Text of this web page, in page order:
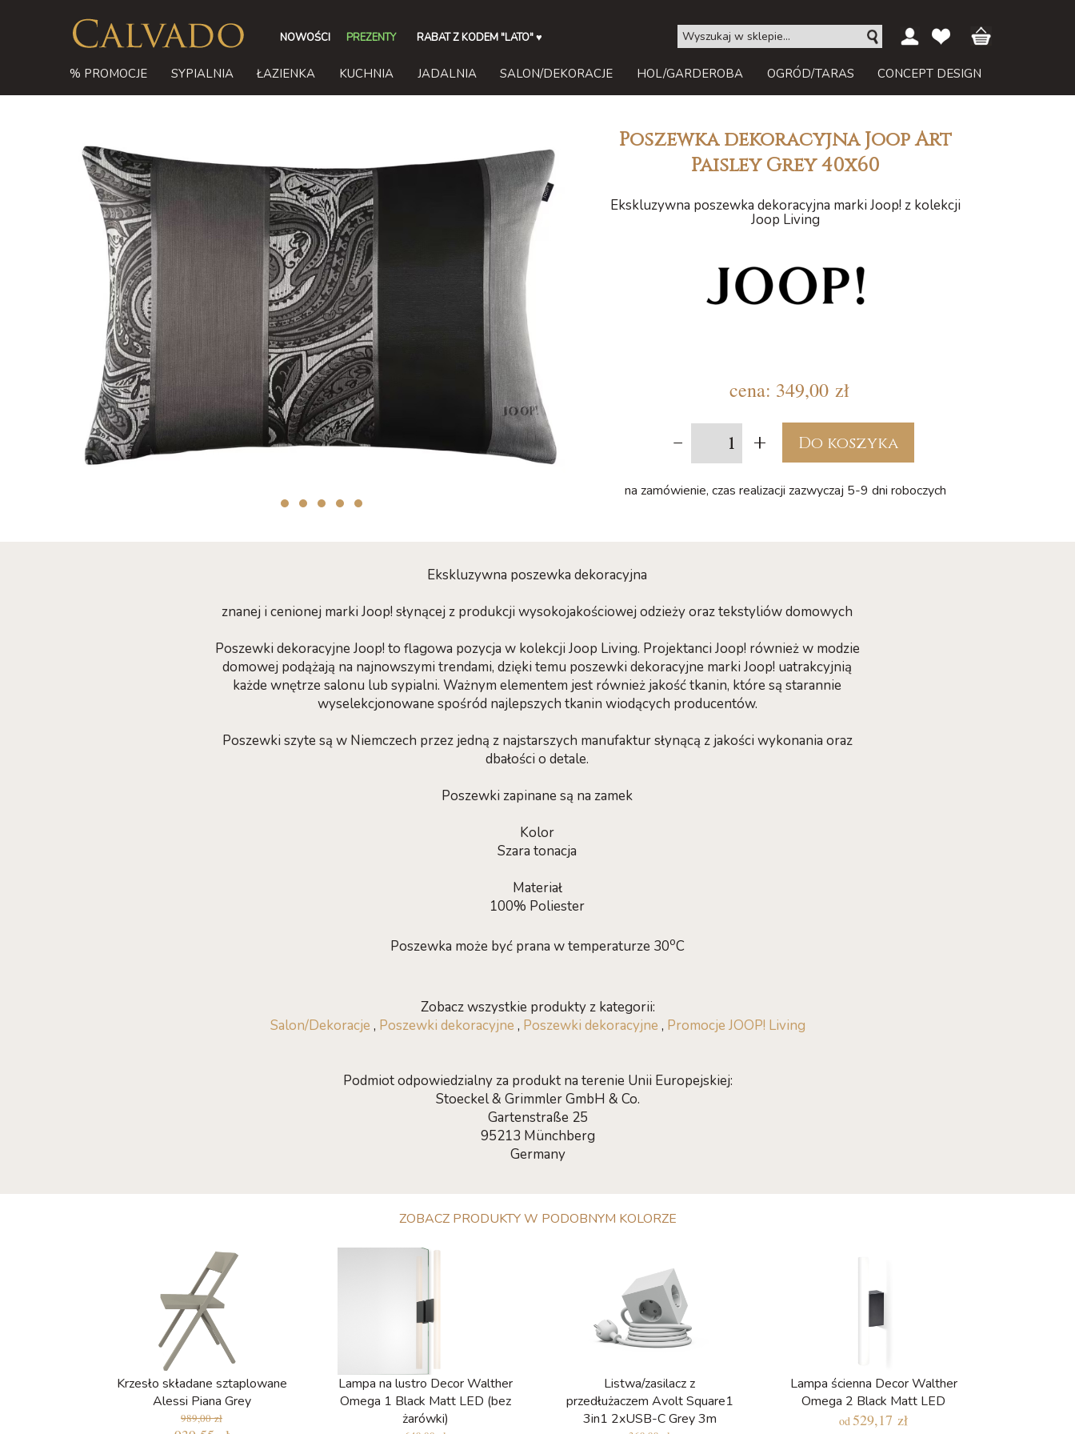
NOWOŚCI PREZENTY RABAT Z KODEM "LATO"♥
% PROMOCJE SYPIALNIA ŁAZIENKA KUCHNIA JADALNIA SALON/DEKORACJE HOL/GARDEROBA OGRÓD/TARAS CONCEPT DESIGN
Poszewka dekoracyjna Joop Art
Paisley Grey 40x60
Ekskluzywna poszewka dekoracyjna marki Joop! z kolekcji
Joop Living
cena: 349,00 zł
- + Do koszyka
na zamówienie, czas realizacji zazwyczaj 5-9 dni roboczych
Ekskluzywna poszewka dekoracyjna
znanej i cenionej marki Joop! słynącej z produkcji wysokojakościowej odzieży oraz tekstyliów domowych
Poszewki dekoracyjne Joop! to flagowa pozycja w kolekcji Joop Living. Projektanci Joop! również w modzie
domowej podążają na najnowszymi trendami, dzięki temu poszewki dekoracyjne marki Joop! uatrakcyjnią
każde wnętrze salonu lub sypialni. Ważnym elementem jest również jakość tkanin, które są starannie
wyselekcjonowane spośród najlepszych tkanin wiodących producentów.
Poszewki szyte są w Niemczech przez jedną z najstarszych manufaktur słynącą z jakości wykonania oraz
dbałości o detale.
Poszewki zapinane są na zamek
Kolor
Szara tonacja
Materiał
100% Poliester
Poszewka może być prana w temperaturze 30oC
Zobacz wszystkie produkty z kategorii:
Salon/Dekoracje , Poszewki dekoracyjne , Poszewki dekoracyjne , Promocje JOOP! Living
Podmiot odpowiedzialny za produkt na terenie Unii Europejskiej:
Stoeckel & Grimmler GmbH & Co.
Gartenstraße 25
95213 Münchberg
Germany
ZOBACZ PRODUKTY W PODOBNYM KOLORZE
Krzesło składane sztaplowane
Alessi Piana Grey
989,00 zł
Lampa na lustro Decor Walther
Omega 1 Black Matt LED (bez
żarówki)
Listwa/zasilacz z
przedłużaczem Avolt Square1
3in1 2xUSB-C Grey 3m
Lampa ścienna Decor Walther
Omega 2 Black Matt LED
od 529,17 zł